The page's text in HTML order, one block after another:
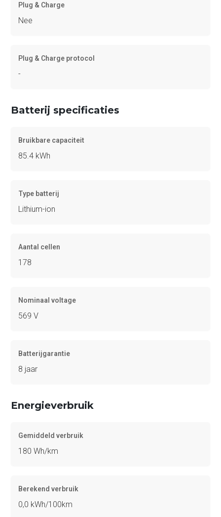
Plug & Charge
Nee
Plug & Charge protocol
-
Batterij specificaties
Bruikbare capaciteit
85.4 kWh
Type batterij
Lithium-ion
Aantal cellen
178
Nominaal voltage
569 V
Batterijgarantie
8 jaar
Energieverbruik
Gemiddeld verbruik
180 Wh/km
Berekend verbruik
0,0 kWh/100km